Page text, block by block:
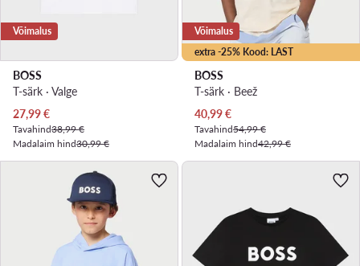
Võimalus
BOSS
T-särk · Valge
Praegune hind
27,99€
Tavahind38,99 €
Madalaim hind30,99 €
extra -25% Kood: LAST
Võimalus
BOSS
T-särk · Beež
Praegune hind
40,99€
Tavahind54,99 €
Madalaim hind42,99 €